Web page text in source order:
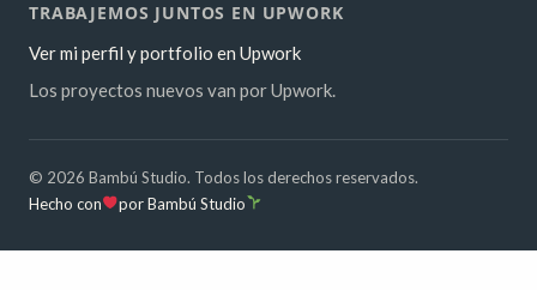
TRABAJEMOS JUNTOS EN UPWORK
Ver mi perfil y portfolio en Upwork
Los proyectos nuevos van por Upwork.
© 2026 Bambú Studio. Todos los derechos reservados.
Hecho con
por Bambú Studio
amor